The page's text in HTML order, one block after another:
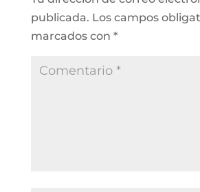
publicada. Los campos
marcados con *